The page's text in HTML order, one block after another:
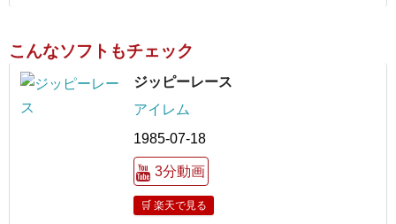
こんなソフトもチェック
ジッピーレース
アイレム
1985-07-18
3分動画
🛒 楽天で見る